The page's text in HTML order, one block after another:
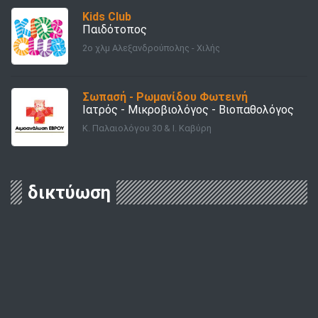
Kids Club
Παιδότοπος
2o χλμ Αλεξανδρούπολης - Χιλής
Σωπασή - Ρωμανίδου Φωτεινή
Ιατρός - Μικροβιολόγος - Βιοπαθολόγος
Κ. Παλαιολόγου 30 & Ι. Καβύρη
δικτύωση